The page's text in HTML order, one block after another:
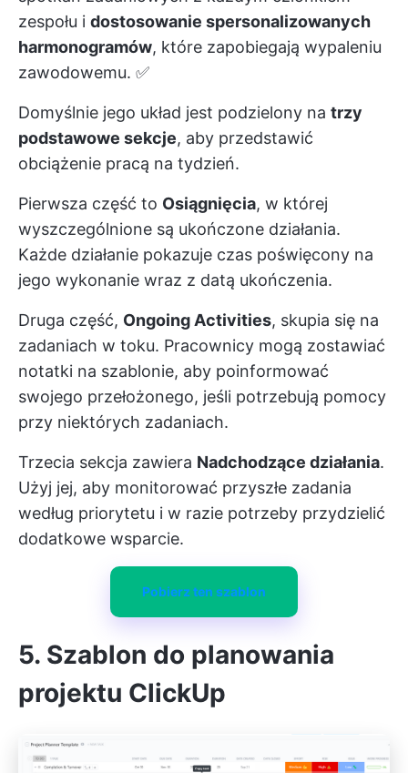
zespołu i dostosowanie spersonalizowanych
harmonogramów, które zapobiegają wypaleniu
zawodowemu. ✅
Domyślnie jego układ jest podzielony na trzy
podstawowe sekcje, aby przedstawić
obciążenie pracą na tydzień.
Pierwsza część to Osiągnięcia, w której
wyszczególnione są ukończone działania.
Każde działanie pokazuje czas poświęcony na
jego wykonanie wraz z datą ukończenia.
Druga część, Ongoing Activities, skupia się na
zadaniach w toku. Pracownicy mogą zostawiać
notatki na szablonie, aby poinformować
swojego przełożonego, jeśli potrzebują pomocy
przy niektórych zadaniach.
Trzecia sekcja zawiera Nadchodzące działania.
Użyj jej, aby monitorować przyszłe zadania
według priorytetu i w razie potrzeby przydzielić
dodatkowe wsparcie.
Pobierz ten szablon
5. Szablon do planowania
projektu ClickUp